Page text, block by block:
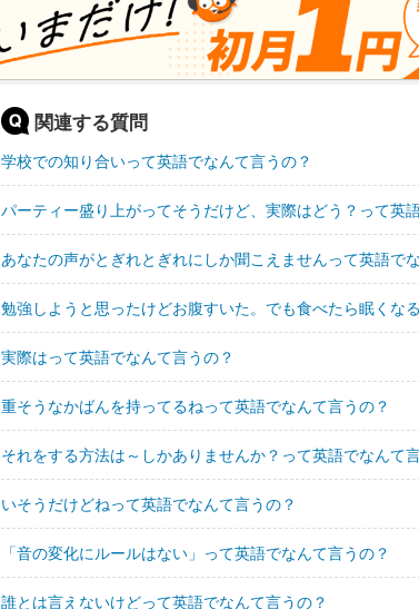
関連する質問
学校での知り合いって英語でなんて言うの？
パーティー盛り上がってそうだけど、実際はどう？って英
あなたの声がとぎれとぎれにしか聞こえませんって英語で
勉強しようと思ったけどお腹すいた。でも食べたら眠くな
実際はって英語でなんて言うの？
重そうなかばんを持ってるねって英語でなんて言うの？
それをする方法は～しかありませんか？って英語でなんて
いそうだけどねって英語でなんて言うの？
「音の変化にルールはない」って英語でなんて言うの？
誰とは言えないけどって英語でなんて言うの？